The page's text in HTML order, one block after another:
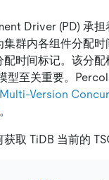
Driver (PD) 承担
群内各组件分配
配时间标记。该分配
型至关重要。
Version
。
取 TiDB 当前的